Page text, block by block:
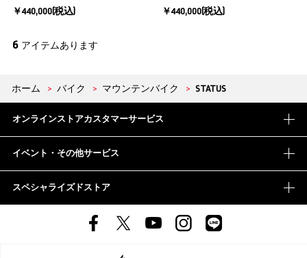
￥440,000(税込) ￥440,000(税込)
6 アイテムあります
ホーム > バイク > マウンテンバイク > STATUS
オンラインストアカスタマーサービス
イベント・その他サービス
スペシャライズドストア